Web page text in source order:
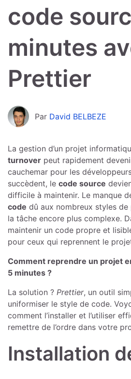
code
minutes
Prettier
Par David BELBEZE
La gestion d’un projet
turnover peut rapidement
cauchemar pour les
succèdent, le code source
difficile à maintenir. Le manque
code dû aux nombreux styles
la tâche encore plus complexe.
maintenir un code propre et
pour ceux qui reprennent le
Comment reprendre un projet
5 minutes ?
La solution ? Prettier, un outil
uniformiser le style de code.
comment l’installer et l’utiliser
remettre de l’ordre dans votre
Installation